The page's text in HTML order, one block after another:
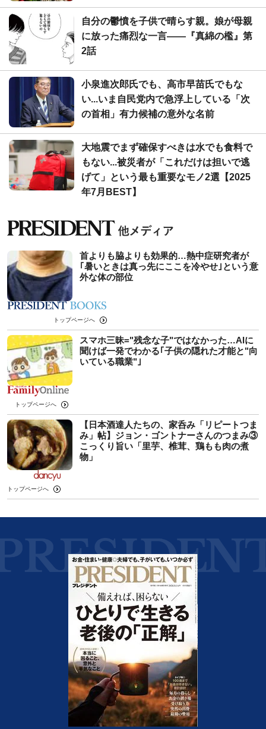
自分の鬱憤を子供で晴らす親。娘が母親
に放った痛烈な一言――『真綿の檻』第
2話
小泉進次郎氏でも、高市早苗氏でもな
い...いま自民党内で急浮上している「次
の首相」有力候補の意外な名前
大地震でまず確保すべきは水でも食料で
もない...被災者が「これだけは担いで逃
げて」という最も重要なモノ2選【2025
年7月BEST】
首よりも脇よりも効果的…熱中症研究者が
｢暑いときは真っ先にここを冷やせ｣という意
外な体の部位
トップページへ
スマホ三昧="残念な子"ではなかった…AIに
聞けば一発でわかる｢子供の隠れた才能と"向
いている職業"｣
トップページへ
【日本酒達人たちの、家呑み「リピートつま
み」帖】ジョン・ゴントナーさんのつまみ③
こっくり旨い「里芋、椎茸、鶏もも肉の煮
物」
トップページへ